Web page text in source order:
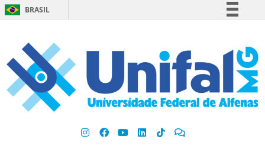
BRASIL
Participe
Acesso à informação
Legislação